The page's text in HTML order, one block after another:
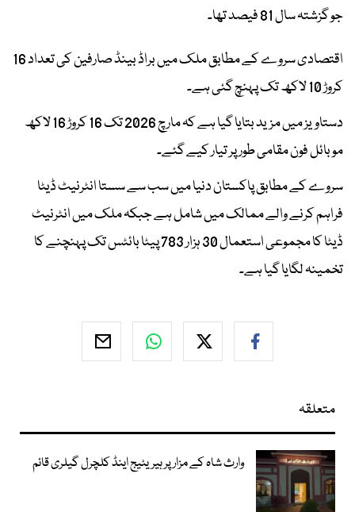
جو گزشتہ سال 81 فیصد تھا۔
اقتصادی سروے کے مطابق ملک میں براڈ بینڈ صارفین کی تعداد 16
کروڑ 10 لاکھ تک پہنچ گئی ہے۔
دستاویز میں مزید بتایا گیا ہے کہ مارچ 2026 تک 16 کروڑ 16 لاکھ
موبائل فون مقامی طور پر تیار کیے گئے۔
سروے کے مطابق پاکستان دنیا میں سب سے سستا انٹرنیٹ ڈیٹا
فراہم کرنے والے ممالک میں شامل ہے جبکہ ملک میں انٹرنیٹ
ڈیٹا کا مجموعی استعمال 30 ہزار 783 پیٹا بائٹس تک پہنچنے کا
تخمینہ لگایا گیا ہے۔
متعلقہ
وارث شاہ کے مزار پر ہیریٹیج اینڈ کلچرل گیلری قائم